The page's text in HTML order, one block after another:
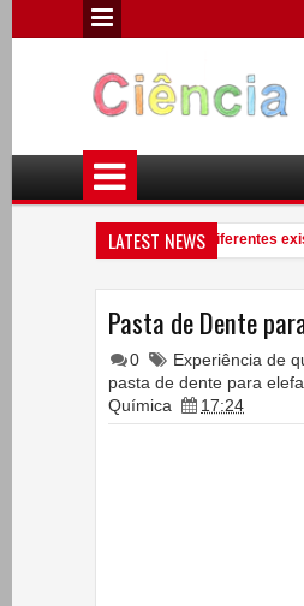
LATEST NEWS
Quantos elementos químicos diferentes
Pasta de Dente
0 Experiência de
pasta de dente para
Química
17:24